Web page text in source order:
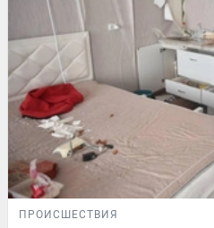
ПРОИСШЕСТВИЯ